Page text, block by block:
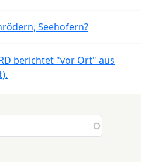
Seehofern?
berichtet "vor Ort" aus